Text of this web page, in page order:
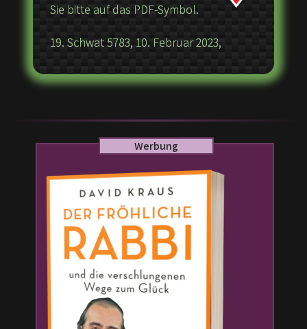
Sie bitte auf das PDF-Symbol.
19. Schwat 5783, 10. Februar 2023,
Werbung